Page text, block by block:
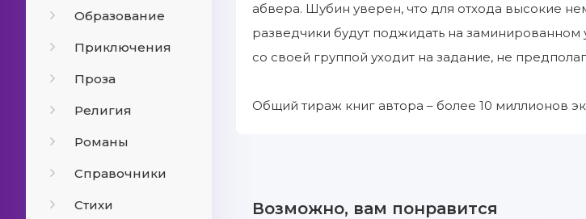
Образование
Приключения
Проза
Религия
Романы
Справочники
Стихи
абвера. Шубин уверен, что для отхода высокие
разведчики будут поджидать на
со своей группой уходит на задание, не
Общий тираж книг автора – более 10 миллионов
Возможно, вам понравится